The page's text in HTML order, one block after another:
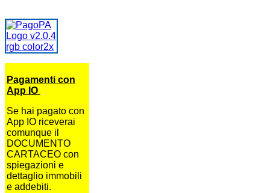
Pagamenti con
App IO
Se hai pagato con
App IO riceverai
comunque il
DOCUMENTO
CARTACEO con
spiegazioni e
dettaglio immobili
e addebiti.